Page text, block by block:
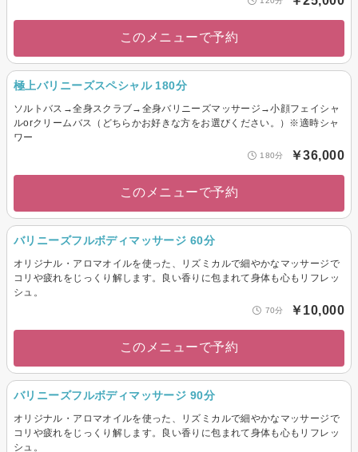
このメニューで予約
極上バリニーズスペシャル 180分
ソルトバス→全身スクラブ→全身バリニーズマッサージ→小顔フェイシャ
ルorクリームバス（どちらかお好きな方をお選びください。）※適時シャ
ワー
180分 ￥36,000
このメニューで予約
バリニーズフルボディマッサージ 60分
オリジナル・アロマオイルを使った、リズミカルで細やかなマッサージで
コリや疲れをじっくり解します。良い香りに包まれて身体も心もリフレッ
シュ。
70分 ￥10,000
このメニューで予約
バリニーズフルボディマッサージ 90分
オリジナル・アロマオイルを使った、リズミカルで細やかなマッサージで
コリや疲れをじっくり解します。良い香りに包まれて身体も心もリフレッ
シュ。